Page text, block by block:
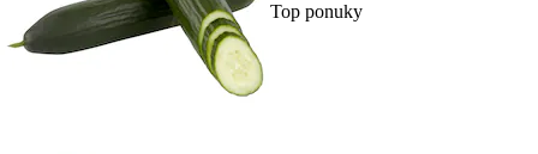
Top ponuky